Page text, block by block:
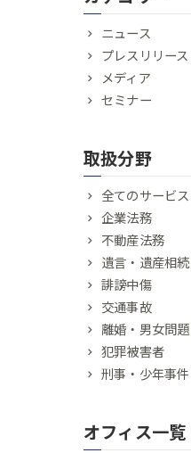
ニュース
プレスリリース
メディア
セミナー
取扱分野
全てのサービス
企業法務
不動産法務
遺言・遺産相続
誹謗中傷
交通事故
離婚・男女問題
犯罪被害者
刑事・少年事件
オフィス一覧